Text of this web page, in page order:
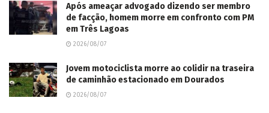
Após ameaçar advogado dizendo ser membro
de facção, homem morre em confronto com PM
em Três Lagoas
2026/08/07
Jovem motociclista morre ao colidir na traseira
de caminhão estacionado em Dourados
2026/08/07